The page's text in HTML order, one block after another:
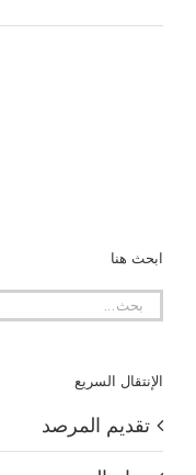
ابحث هنا
البحث
الإنتقال السريع
تقديم المرصد